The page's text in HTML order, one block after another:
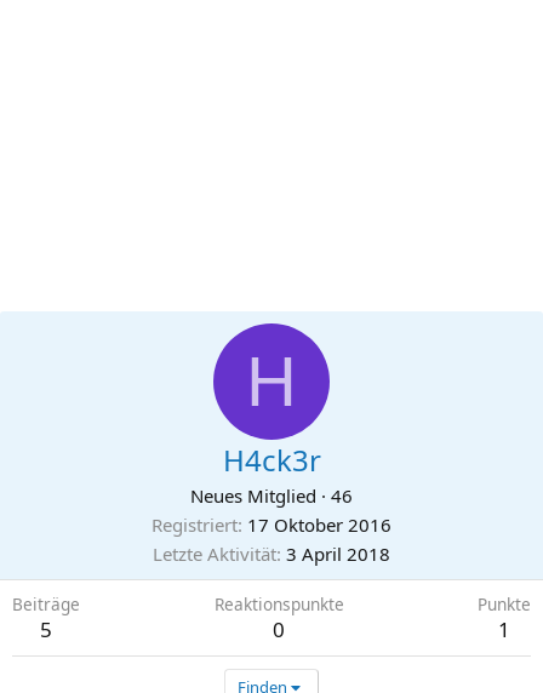
H
H4ck3r
Neues Mitglied · 46
Registriert 17 Oktober 2016
Letzte Aktivität 3 April 2018
Beiträge
5
Reaktionspunkte
0
Punkte
1
Finden